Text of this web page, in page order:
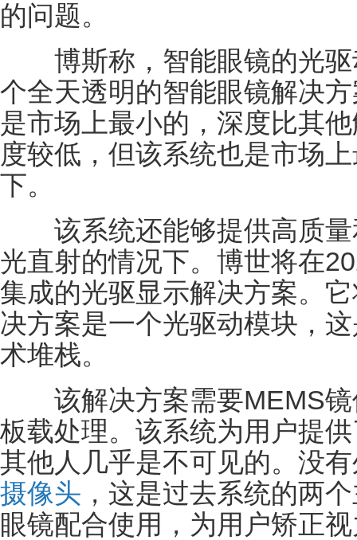
的问题。
博斯称，智能眼镜的光驱
个全天透明的智能眼镜解决
是市场上最小的，深度比其
度较低，但该系统也是市场
下。
该系统还能够提供高质量
光直射的情况下。博世将在
集成的光驱显示解决方案。
决方案是一个光驱动模块，
术堆栈。
该解决方案需要MEMS镜
板载处理。该系统为用户提
其他人几乎是不可见的。没
摄像头 ，这是过去系统的两
眼镜配合使用，为用户矫正